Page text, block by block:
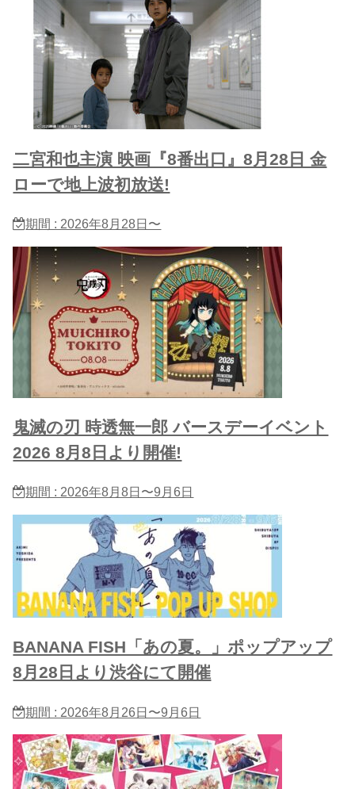
二宮和也主演 映画『8番出口』8月28日 金
ローで地上波初放送!
期間 : 2026年8月28日〜
鬼滅の刃 時透無一郎 バースデーイベント
2026 8月8日より開催!
期間 : 2026年8月8日〜9月6日
BANANA FISH「あの夏。」ポップアップ
8月28日より渋谷にて開催
期間 : 2026年8月26日〜9月6日